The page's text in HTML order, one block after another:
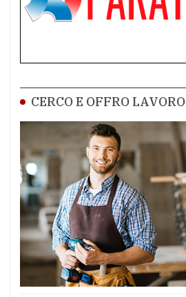
CERCO E OFFRO LAVORO